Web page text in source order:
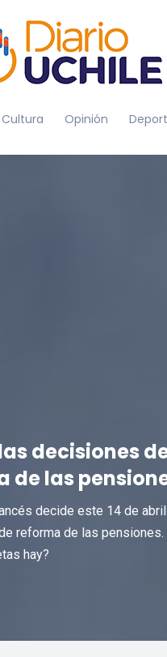
Cultura Opinión
decisiones
de las
decide este 14 de
reforma de las
hay?